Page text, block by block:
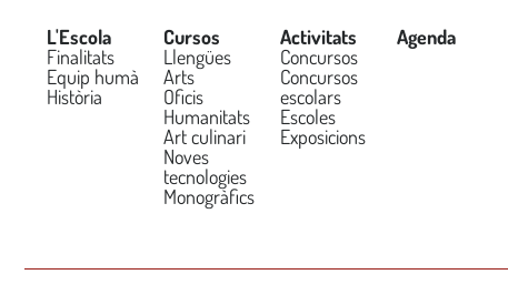
L'Escola
Finalitats
Equip humà
Història
Cursos
Llengües
Arts
Oficis
Humanitats
Art culinari
Noves
tecnologies
Monogràfics
Activitats
Concursos
Concursos
escolars
Escoles
Exposicions
Agenda